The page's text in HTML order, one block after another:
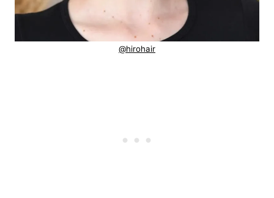
@hirohair